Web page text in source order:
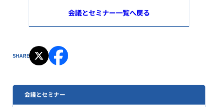
会議とセミナー一覧へ戻る
SHARE
会議とセミナー